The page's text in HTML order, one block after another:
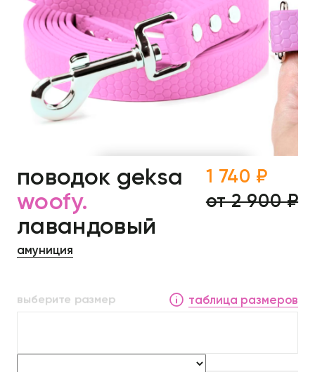
поводок geksa
woofy.
лавандовый
амуниция
1 740 ₽
от 2 900 ₽
выберите размер таблица размеров